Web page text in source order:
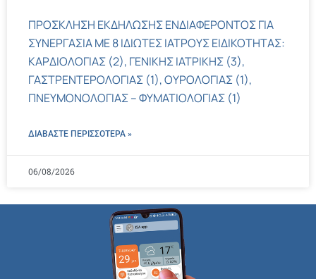
ΠΡΟΣΚΛΗΣΗ ΕΚΔΗΛΩΣΗΣ ΕΝΔΙΑΦΕΡΟΝΤΟΣ ΓΙΑ
ΣΥΝΕΡΓΑΣΙΑ ΜΕ 8 ΙΔΙΩΤΕΣ ΙΑΤΡΟΥΣ ΕΙΔΙΚΟΤΗΤΑΣ:
ΚΑΡΔΙΟΛΟΓΙΑΣ (2), ΓΕΝΙΚΗΣ ΙΑΤΡΙΚΗΣ (3),
ΓΑΣΤΡΕΝΤΕΡΟΛΟΓΙΑΣ (1), ΟΥΡΟΛΟΓΙΑΣ (1),
ΠΝΕΥΜΟΝΟΛΟΓΙΑΣ – ΦΥΜΑΤΙΟΛΟΓΙΑΣ (1)
ΔΙΑΒΑΣΤΕ ΠΕΡΙΣΣΌΤΕΡΑ »
06/08/2026